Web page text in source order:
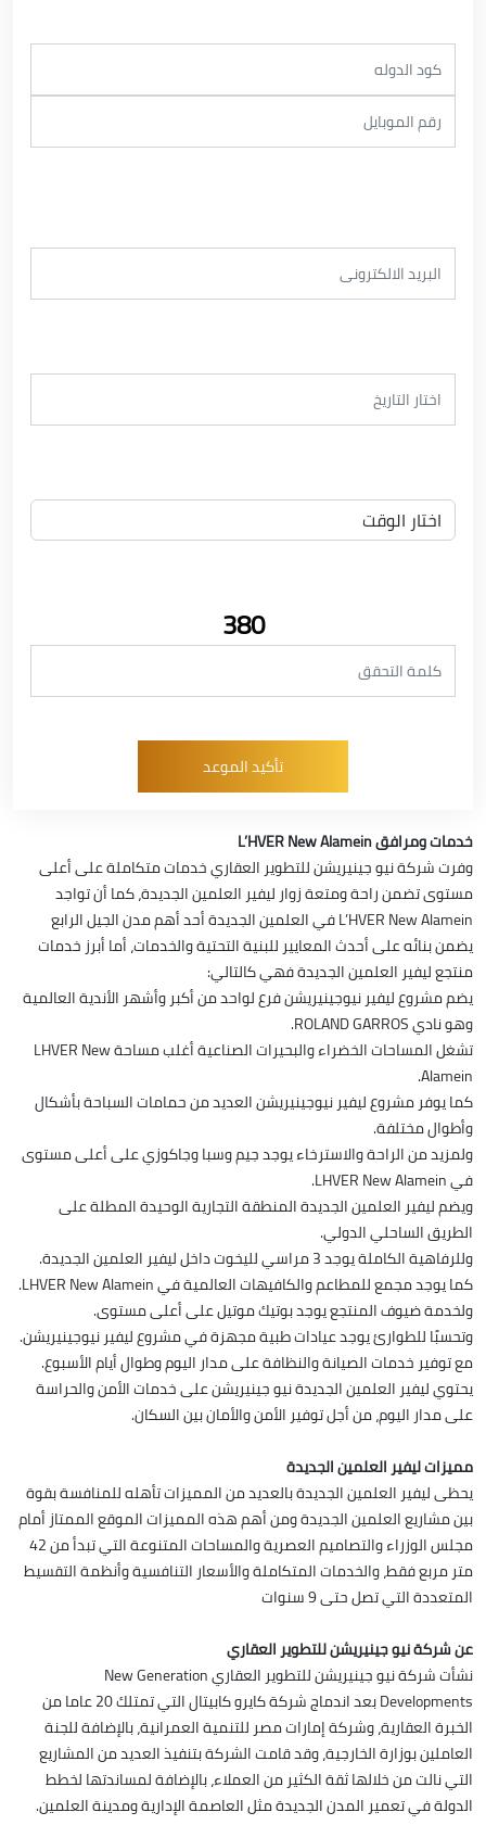
380
خدمات ومرافق L’HVER New Alamein
وفرت شركة نيو جينيريشن للتطوير العقاري خدمات متكاملة على أعلى
مستوى تضمن راحة ومتعة زوار ليفير العلمين الجديدة، كما أن تواجد
L’HVER New Alamein في العلمين الجديدة أحد أهم مدن الجيل الرابع
يضمن بنائه على أحدث المعايير للبنية التحتية والخدمات، أما أبرز خدمات
منتجع ليفير العلمين الجديدة فهي كالتالي:
يضم مشروع ليفير نيوجينيريشن فرع لواحد من أكبر وأشهر الأندية العالمية
وهو نادي ROLAND GARROS.
تشغل المساحات الخضراء والبحيرات الصناعية أغلب مساحة LHVER New
Alamein.
كما يوفر مشروع ليفير نيوجينيريشن العديد من حمامات السباحة بأشكال
وأطوال مختلفة.
ولمزيد من الراحة والاسترخاء يوجد جيم وسبا وجاكوزي على أعلى مستوى
في LHVER New Alamein.
ويضم ليفير العلمين الجديدة المنطقة التجارية الوحيدة المطلة على
الطريق الساحلي الدولي.
وللرفاهية الكاملة يوجد 3 مراسي لليخوت داخل ليفير العلمين الجديدة.
كما يوجد مجمع للمطاعم والكافيهات العالمية في LHVER New Alamein.
ولخدمة ضيوف المنتجع يوجد بوتيك موتيل على أعلى مستوى.
وتحسبًا للطوارئ يوجد عيادات طبية مجهزة في مشروع ليفير نيوجينيريشن.
مع توفير خدمات الصيانة والنظافة على مدار اليوم وطوال أيام الأسبوع.
يحتوي ليفير العلمين الجديدة نيو جينيريشن على خدمات الأمن والحراسة
على مدار اليوم، من أجل توفير الأمن والأمان بين السكان.
مميزات ليفير العلمين الجديدة
يحظى ليفير العلمين الجديدة بالعديد من المميزات تأهله للمنافسة بقوة
بين مشاريع العلمين الجديدة ومن أهم هذه المميزات الموقع الممتاز أمام
مجلس الوزراء والتصاميم العصرية والمساحات المتنوعة التي تبدأ من 42
متر مربع فقط، والخدمات المتكاملة والأسعار التنافسية وأنظمة التقسيط
المتعددة التي تصل حتى 9 سنوات
عن شركة نيو جينيريشن للتطوير العقاري
نشأت شركة نيو جينيريشن للتطوير العقاري New Generation
Developments بعد اندماج شركة كايرو كابيتال التي تمتلك 20 عاما من
الخبرة العقارية، وشركة إمارات مصر للتنمية العمرانية، بالإضافة للجنة
العاملين بوزارة الخارجية، وقد قامت الشركة بتنفيذ العديد من المشاريع
التي نالت من خلالها ثقة الكثير من العملاء، بالإضافة لمساندتها لخطط
الدولة في تعمير المدن الجديدة مثل العاصمة الإدارية ومدينة العلمين.